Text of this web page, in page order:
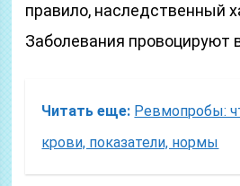
правило, наследственный
Заболевания
Читать еще: Ревмопробы:
крови, показатели, нормы